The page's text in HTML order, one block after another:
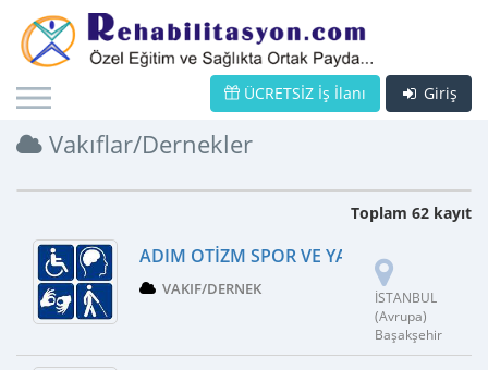
Giriş
ÜCRETSİZ İş İlanı
Vakıflar/Dernekler
Toplam 62 kayıt
ADIM OTIZM SPOR VE YAŞAM MERKEZI
VAKIF/DERNEK
İSTANBUL
(Avrupa)
Başakşehir